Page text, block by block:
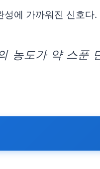
성에 가까워진 신호다.
농도가 약 스푼